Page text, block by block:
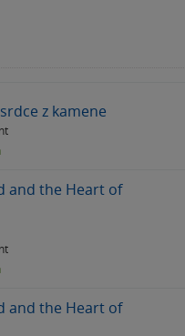
z kamene
and the Heart of
and the Heart of